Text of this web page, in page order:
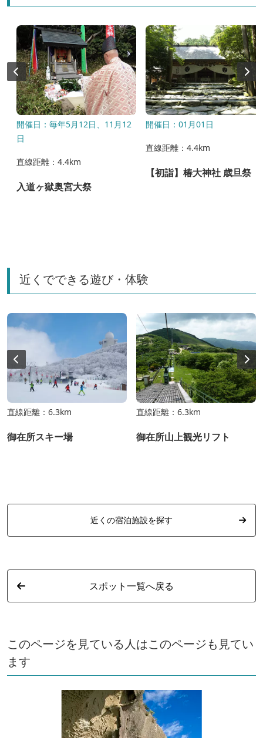
開催日：毎年5月12日、11月12
日
直線距離：4.4km
入道ヶ獄奥宮大祭
開催日：01月01日
直線距離：4.4km
【初詣】椿大神社 歳旦祭
近くでできる遊び・体験
直線距離：6.3km
御在所スキー場
直線距離：6.3km
御在所山上観光リフト
近くの宿泊施設を探す
スポット一覧へ戻る
このページを見ている人はこのページも見てい
ます